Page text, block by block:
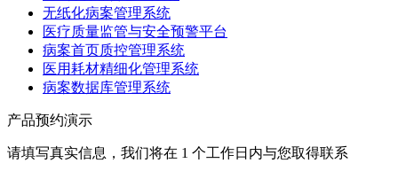
无纸化病案管理系统
医疗质量监管与安全预警平台
病案首页质控管理系统
医用耗材精细化管理系统
病案数据库管理系统
产品预约演示
请填写真实信息，我们将在 1 个工作日内与您取得联系